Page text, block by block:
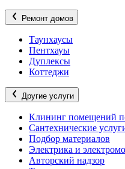
Ремонт домов
Таунхаусы
Пентхауы
Дуплексы
Коттеджи
Другие услуги
Клининг помещений
Сантехнические
Подбор материалов
Электрика и
Авторский надзор